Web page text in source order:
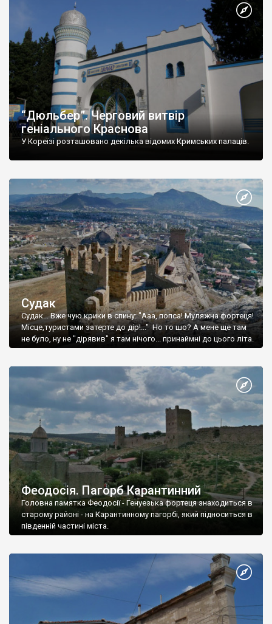
“Дюльбер”. Черговий витвір
геніального Краснова
У Кореїзі розташовано декілька відомих Кримських палаців.
Судак
Судак... Вже чую крики в спину: "Ааа, попса! Муляжна фортеця!
Місце,туристами затерте до дір!..." Но то шо? А мене ще там
не було, ну не "дірявив" я там нічого... принаймні до цього літа.
Феодосія. Пагорб Карантинний
Головна памятка Феодосії - Генуезька фортеця знаходиться в
старому районі - на Карантинному пагорбі, який підноситься в
південній частині міста.